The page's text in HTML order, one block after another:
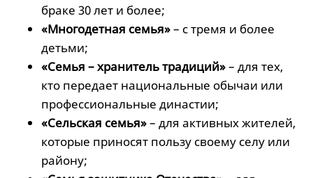
браке 30 лет и более;
«Многодетная семья»– с тремя и более
детьми;
«Семья – хранитель традиций»– для тех,
кто передает национальные обычаи или
профессиональные династии;
«Сельская семья»– для активных жителей,
которые приносят пользу своему селу или
району;